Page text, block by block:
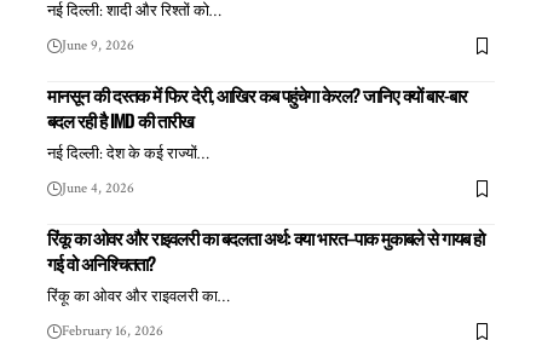
नई दिल्ली: शादी और रिश्तों को…
June 9, 2026
मानसून की दस्तक में फिर देरी, आखिर कब पहुंचेगा केरल? जानिए क्यों बार-बार
बदल रही है IMD की तारीख
नई दिल्ली: देश के कई राज्यों…
June 4, 2026
रिंकू का ओवर और राइवलरी का बदलता अर्थ: क्या भारत–पाक मुकाबले से गायब हो
गई वो अनिश्चितता?
रिंकू का ओवर और राइवलरी का…
February 16, 2026